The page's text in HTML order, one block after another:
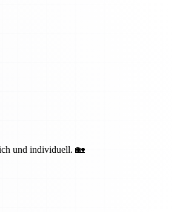
und individuell. 🏡